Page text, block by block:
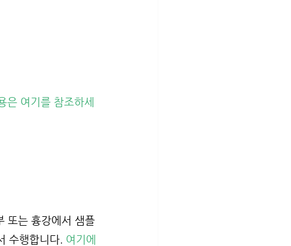
은 여기를 참조하세
또는 흉강에서 샘플
수행합니다. 여기에